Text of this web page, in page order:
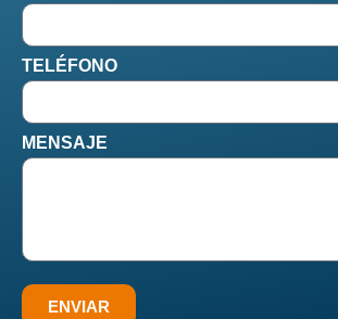
TELÉFONO
MENSAJE
ENVIAR